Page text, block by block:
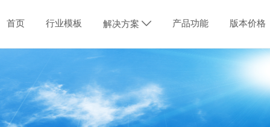
首页 行业模板 解决方案 产品功能 版本价格